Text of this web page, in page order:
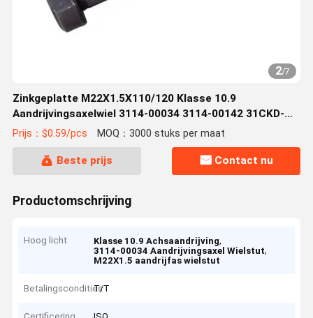
2/7
Zinkgeplatte M22X1.5X110/120 Klasse 10.9
Aandrijvingsaxelwiel 3114-00034 3114-00142 31CKD-
04051 72119082 ISO-standaard
Prijs：$0.59/pcs MOQ：3000 stuks per maat
Beste prijs Contact nu
Productomschrijving
Hoog licht Klasse 10.9 Achsaandrijving,
3114-00034 Aandrijvingsaxel Wielstut,
M22X1.5 aandrijfas wielstut
Betalingscondities
T/T